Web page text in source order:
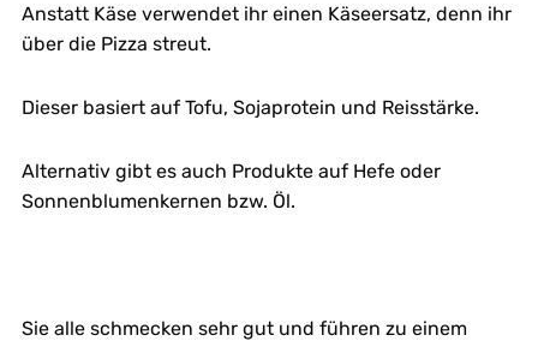
Anstatt Käse verwendet ihr einen Käseersatz, denn ihr
über die Pizza streut.
Dieser basiert auf Tofu, Sojaprotein und Reisstärke.
Alternativ gibt es auch Produkte auf Hefe oder
Sonnenblumenkernen bzw. Öl.
Sie alle schmecken sehr gut und führen zu einem